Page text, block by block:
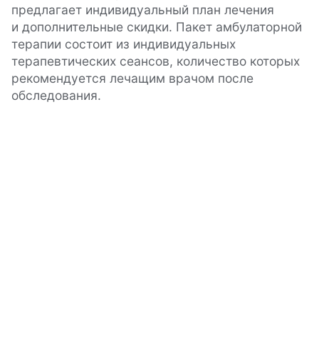
предлагает индивидуальный план лечения
и дополнительные скидки. Пакет амбулаторной
терапии состоит из индивидуальных
терапевтических сеансов, количество которых
рекомендуется лечащим врачом после
обследования.